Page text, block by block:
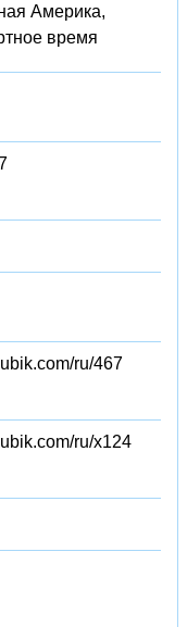
Америка,
время
ru/467
ru/x124